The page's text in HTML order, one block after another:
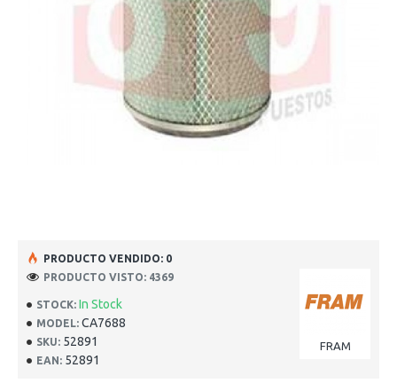
STOCK: In Stock
MODEL: CA7688
SKU: 52891
EAN: 52891
FRAM
PRODUCTO VENDIDO: 0
PRODUCTO VISTO: 4369